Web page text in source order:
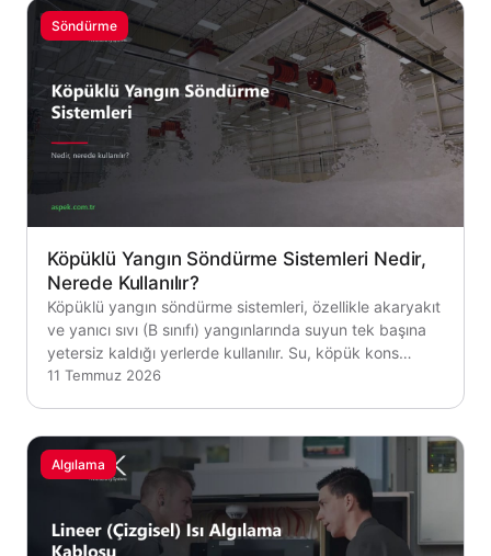
Söndürme
Köpüklü Yangın Söndürme Sistemleri Nedir,
Nerede Kullanılır?
Köpüklü yangın söndürme sistemleri, özellikle akaryakıt
ve yanıcı sıvı (B sınıfı) yangınlarında suyun tek başına
yetersiz kaldığı yerlerde kullanılır. Su, köpük kons…
11 Temmuz 2026
Algılama